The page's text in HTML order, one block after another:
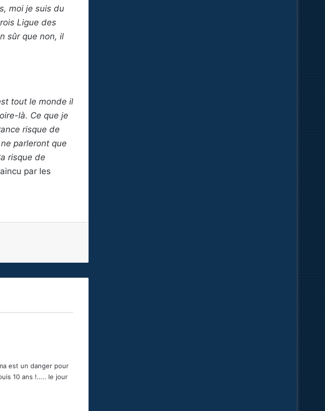
moi je suis du
Ligue des
sûr que non, il
tout le monde il
là. Ce que je
risque de
parleront que
risque de
par les
est un danger pour
10 ans !….. le jour